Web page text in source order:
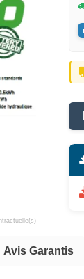
Avis Garantis